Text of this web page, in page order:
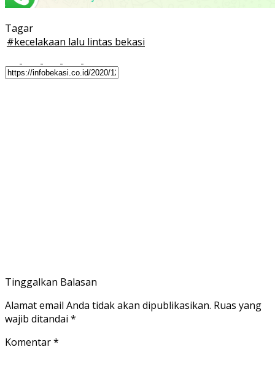
Tagar
#kecelakaan lalu lintas bekasi
Tinggalkan Balasan
Alamat email Anda tidak akan dipublikasikan. Ruas yang
wajib ditandai *
Komentar*